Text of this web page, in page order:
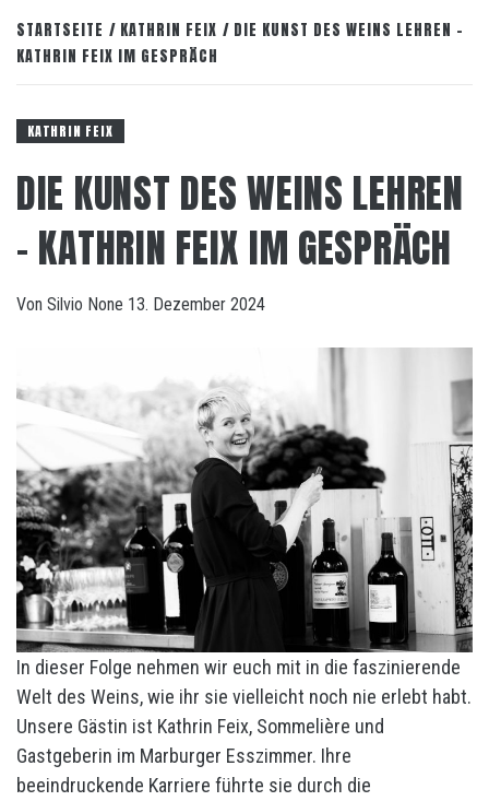
STARTSEITE KATHRIN FEIX
DIE KUNST DES WEINS LEHREN –
KATHRIN FEIX IM GESPRÄCH
KATHRIN FEIX
DIE KUNST DES WEINS LEHREN
– KATHRIN FEIX IM GESPRÄCH
Von Silvio None 13. Dezember 2024
In dieser Folge nehmen wir euch mit in die faszinierende
Welt des Weins, wie ihr sie vielleicht noch nie erlebt habt.
Unsere Gästin ist Kathrin Feix, Sommelière und
Gastgeberin im Marburger Esszimmer. Ihre
beeindruckende Karriere führte sie durch die